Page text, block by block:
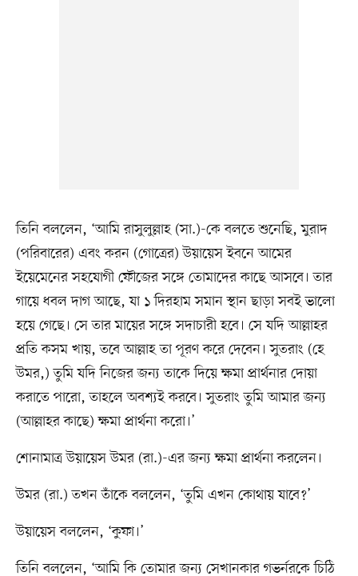
তিনি বললেন, ‘আমি রাসুলুল্লাহ (সা.)-কে বলতে শুনেছি, মুরাদ
(পরিবারের) এবং করন (গোত্রের) উয়ায়েস ইবনে আমের
ইয়েমেনের সহযোগী ফৌজের সঙ্গে তোমাদের কাছে আসবে। তার
গায়ে ধবল দাগ আছে, যা ১ দিরহাম সমান স্থান ছাড়া সবই ভালো
হয়ে গেছে। সে তার মায়ের সঙ্গে সদাচারী হবে। সে যদি আল্লাহর
প্রতি কসম খায়, তবে আল্লাহ তা পূরণ করে দেবেন। সুতরাং (হে
উমর,) তুমি যদি নিজের জন্য তাকে দিয়ে ক্ষমা প্রার্থনার দোয়া
করাতে পারো, তাহলে অবশ্যই করবে। সুতরাং তুমি আমার জন্য
(আল্লাহর কাছে) ক্ষমা প্রার্থনা করো।’
শোনামাত্র উয়ায়েস উমর (রা.)-এর জন্য ক্ষমা প্রার্থনা করলেন।
উমর (রা.) তখন তাঁকে বললেন, ‘তুমি এখন কোথায় যাবে?’
উয়ায়েস বললেন, ‘কুফা।’
তিনি বললেন, ‘আমি কি তোমার জন্য সেখানকার গভর্নরকে চিঠি